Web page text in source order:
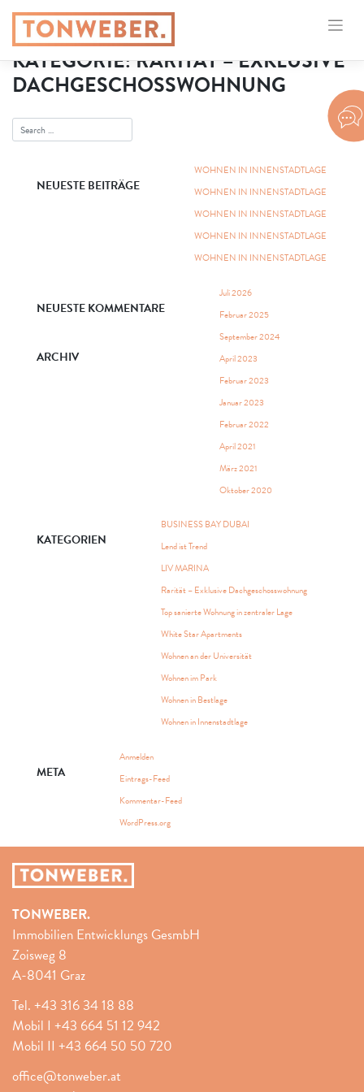
KATEGORIE:RARITÄT – EXKLUSIVE
DACHGESCHOSSWOHNUNG
NEUESTE BEITRÄGE
WOHNEN IN INNENSTADTLAGE
WOHNEN IN INNENSTADTLAGE
WOHNEN IN INNENSTADTLAGE
WOHNEN IN INNENSTADTLAGE
WOHNEN IN INNENSTADTLAGE
NEUESTE KOMMENTARE
ARCHIV
Juli 2026
Februar 2025
September 2024
April 2023
Februar 2023
Januar 2023
Februar 2022
April 2021
März 2021
Oktober 2020
KATEGORIEN
BUSINESS BAY DUBAI
Lend ist Trend
LIV MARINA
Rarität – Exklusive Dachgeschosswohnung
Top sanierte Wohnung in zentraler Lage
White Star Apartments
Wohnen an der Universität
Wohnen im Park
Wohnen in Bestlage
Wohnen in Innenstadtlage
META
Anmelden
Eintrags-Feed
Kommentar-Feed
WordPress.org
TONWEBER.
Immobilien Entwicklungs GesmbH
Zoisweg 8
A-8041 Graz
Tel. +43 316 34 18 88
Mobil I +43 664 51 12 942
Mobil II +43 664 50 50 720
office@tonweber.at